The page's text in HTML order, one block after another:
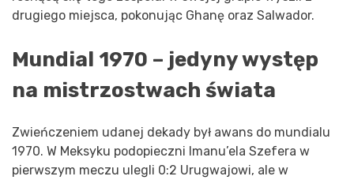
drugiego miejsca, pokonując Ghanę oraz Salwador.
Mundial 1970 – jedyny występ
na mistrzostwach świata
Zwieńczeniem udanej dekady był awans do mundialu
1970. W Meksyku podopieczni Imanu’ela Szefera w
pierwszym meczu ulegli 0:2 Urugwajowi, ale w